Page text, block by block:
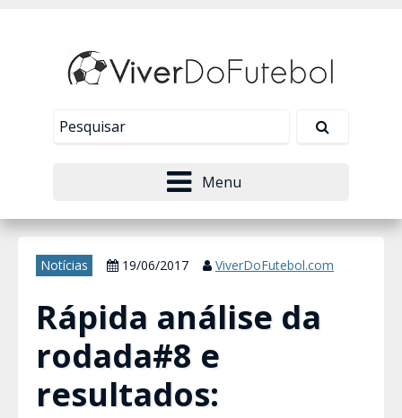
Menu
Notícias 19/06/2017 ViverDoFutebol.com
Rápida análise da
rodada#8 e
resultados: